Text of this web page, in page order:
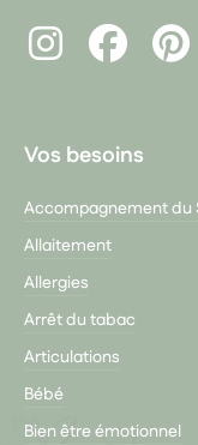
Instagram
Vos besoins
Accompagnement du
Allaitement
Allergies
Arrêt du tabac
Articulations
Bébé
Bien être émotionnel